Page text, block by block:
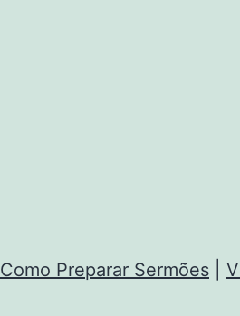
Como Preparar Sermões